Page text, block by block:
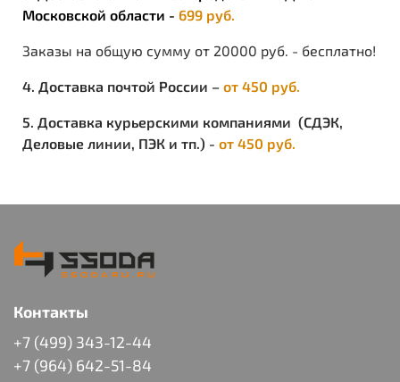
Московской области - 699 руб.
Заказы на общую сумму от 20000 руб. - бесплатно!
4. Доставка почтой России – от 450 руб.
5. Доставка курьерскими компаниями (СДЭК,
Деловые линии, ПЭК и тп.) - от 450 руб.
Контакты
+7 (499) 343-12-44
+7 (964) 642-51-84